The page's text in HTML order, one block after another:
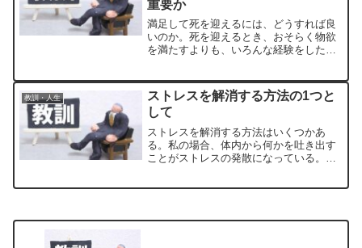
重要か
満足して死を迎えるには、どうすれば良
いのか。死を迎えるとき、おそらく物欲
を満たすよりも、いろんな経験をしたほ
教訓・人生
ストレスを解消する方法の1つと
して
ストレスを解消する方法はいくつかあ
る。私の場合、体内から何かを吐き出す
ことがストレスの発散になっている。た